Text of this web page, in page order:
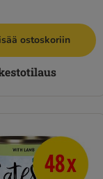
ostoskoriin